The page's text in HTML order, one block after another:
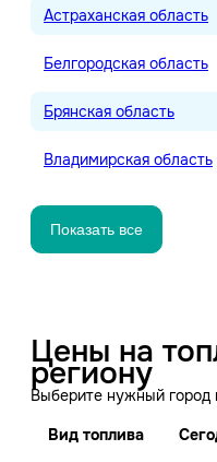
Астраханская область
Белгородская область
Брянская область
Владимирская область
Показать все
Цены на
региону
Выберите нужный город
Вид топлива